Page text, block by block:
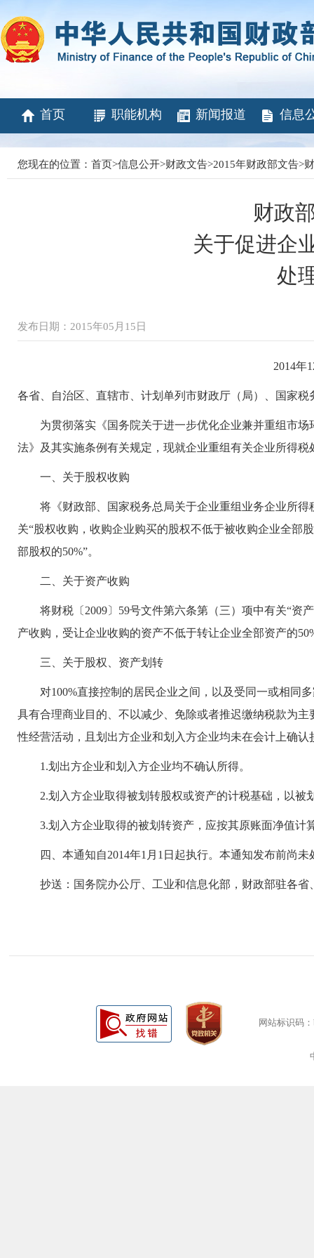
首页 职能机构 新闻报道 信息
您现在的位置： 首页>信息公开>财政文告>2015年财政部文告>
财政
关于促进企
处
发布日期：2015年05月15日
2014年12
各省、自治区、直辖市、计划单列市财政厅（局）、国家
为贯彻落实《国务院关于进一步优化企业兼并重组市场
法》及其实施条例有关规定，现就企业重组有关企业所得税
一、关于股权收购
将《财政部、国家税务总局关于企业重组业务企业所得
关“股权收购，收购企业购买的股权不低于被收购企业全部
部股权的50%”。
二、关于资产收购
将财税〔2009〕59号文件第六条第（三）项中有关“资
产收购，受让企业收购的资产不低于转让企业全部资产的
三、关于股权、资产划转
对100%直接控制的居民企业之间，以及受同一或相同多
具有合理商业目的、不以减少、免除或者推迟缴纳税款为
性经营活动，且划出方企业和划入方企业均未在会计上确
1.划出方企业和划入方企业均不确认所得。
2.划入方企业取得被划转股权或资产的计税基础，以被
3.划入方企业取得的被划转资产，应按其原账面净值计
四、本通知自2014年1月1日起执行。本通知发布前尚未
抄送：国务院办公厅、工业和信息化部，财政部驻各省
网站标识码